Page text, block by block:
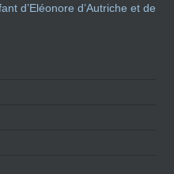
d’Eléonore d’Autriche et de